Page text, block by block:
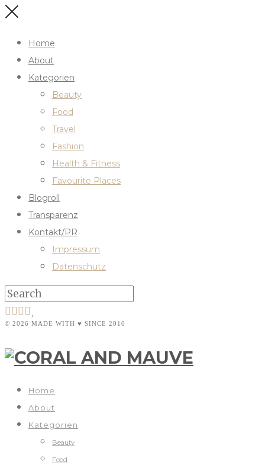
Home
About
Kategorien
Beauty
Food
Travel
Fashion
Health & Fitness
Favourite Places
Blogroll
Transparenz
Kontakt/PR
Impressum
Datenschutz
© 2026 MADE WITH ♥ SINCE 2010
Home
About
Kategorien
Beauty
Food